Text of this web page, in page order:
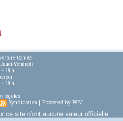
Comité
Vendredi
- 18 h
- 19 h
légales
Syndication Powered by WM
ce site n’ont aucune valeur officielle